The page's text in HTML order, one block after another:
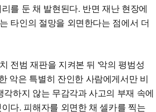
를 둔 채 발현된다. 반면 재난 현장에
타인의 절망을 외면한다는 점에서 더
전범 재판을 지켜본 뒤 '악의 평범성
악은 특별히 잔인한 사람에게서만 비
하지 않는 무감각과 사고의 부재 속에
다. 피해자를 외면한 채 셀카를 찍는